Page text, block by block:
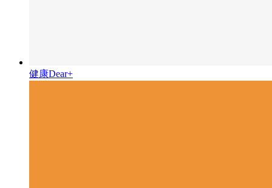
健康Dear+